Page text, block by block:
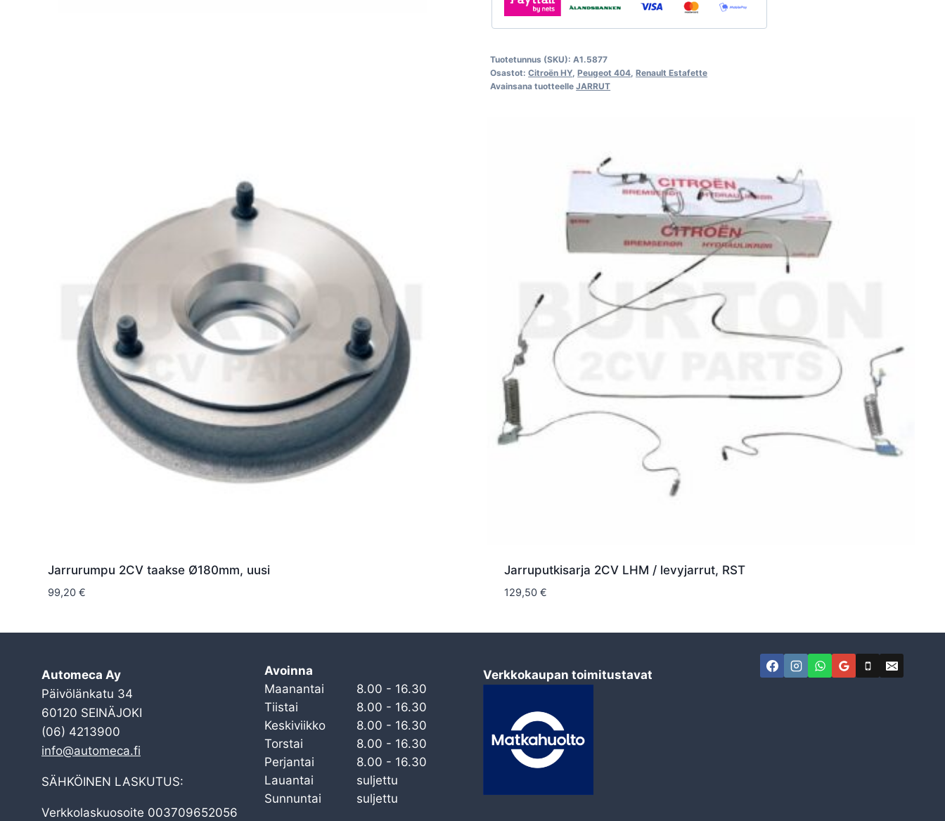
Tuotetunnus (SKU):A1.5877
Osastot:Citroën HY ,Peugeot 404 ,Renault Estafette
Avainsana tuotteelleJARRUT
Jarrurumpu 2CV taakse Ø180mm, uusi
99,20 €
Jarruputkisarja 2CV LHM / levyjarrut, RST
129,50 €
Automeca Ay
Päivölänkatu 34
60120 SEINÄJOKI
(06) 4213900
info@automeca.fi
SÄHKÖINEN LASKUTUS:
Verkkolaskuosoite 003709652056
Avoinna
Maanantai
8.00 - 16.30
Tiistai
8.00 - 16.30
Keskiviikko
8.00 - 16.30
Torstai
8.00 - 16.30
Perjantai
8.00 - 16.30
Lauantai
suljettu
Sunnuntai
suljettu
Verkkokaupan toimitustavat